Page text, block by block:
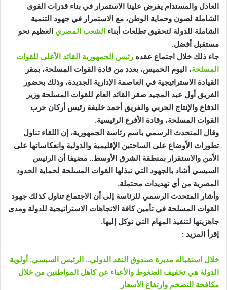
العادل والمستدام يفرض علينا الاستمرار في بناء قدرات القوى
الشاملة لصون وحماية الوطن، مع الاستمرار في جهود التنمية
الشاملة للدولة لتحقيق تطلعات أبناء الشعب المصري العظيم نحو
مستقبل أفضل.
جاء ذلك خلال اجتماع عقده رئيس الجمهورية القائد الأعلى للقوات
المسلحة، اليوم الخميس، بعدد من قادة القوات المسلحة، بمقر
القيادة الاستراتيجية في العاصمة الإدارية الجديدة، وذلك بحضور
الفريق أول عبد المجيد صقر القائد العام للقوات المسلحة وزير
الدفاع والإنتاج الحربي والفريق أحمد خليفة رئيس أركان حرب
القوات المسلحة، وقادة الأفرع الرئيسية.
وقال المتحدث الرسمي باسم رئاسة الجمهورية، إن اللقاء تناول
تطورات الأوضاع على الساحتين الإقليمية والدولية وانعكاساتها على
الأمن والاستقرار بمنطقة الشرق الأوسط.. مضيفا أن الرئيس
السيسي أشاد بالجهود التي تبذلها القوات المسلحة لحماية الحدود
المصرية من أي تهديدات محتملة.
وأشار المتحدث الرسمي للرئاسة إلى أن الاجتماع تناول كذلك جهود
القوات المسلحة في تأمين كافة الاتجاهات الاستراتيجية للدولة ومدى
جاهزيتها لتنفيذ المهام التي توكل إليها.
إقرأ المزيد :
خلال استقباله مديرة صندوق النقد الدولي.. الرئيس السيسي: أولوية
الدولة هي تخفيف الضغوط والأعباء عن كاهل المواطنين من خلال
مكافحة التضخم وارتفاع الأسعار